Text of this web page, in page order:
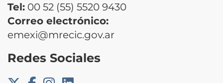
Tel: 00 52 (55) 5520 9430
Correo electrónico:
emexi@mrecic.gov.ar
Redes Sociales